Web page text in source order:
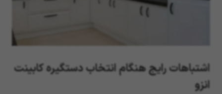
اشتباهات رایج هنگام انتخاب دستگیره کابینت
انزو